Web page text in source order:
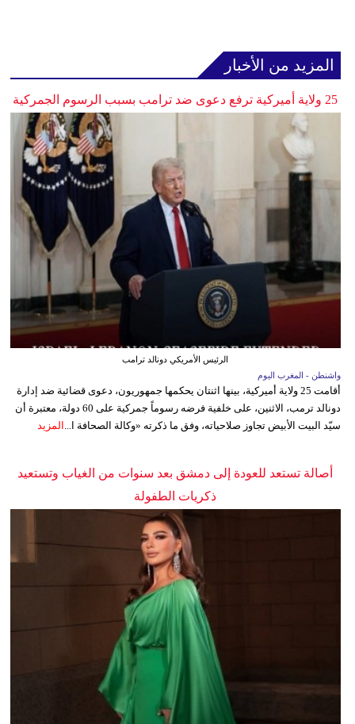
المزيد من الأخبار
25 ولاية أميركية ترفع دعوى ضد ترامب بسبب الرسوم الجمركية
الرئيس الأمريكي دونالد ترامب
واشنطن - المغرب اليوم
أقامت 25 ولاية أميركية، بينها اثنتان يحكمها جمهوريون، دعوى قضائية ضد إدارة
دونالد ترمب، الاثنين، على خلفية فرضه رسوماً جمركية على 60 دولة، معتبرة أن
سيّد البيت الأبيض تجاوز صلاحياته، وفق ما ذكرته «وكالة الصحافة ا... المزيد
أصالة تستعد للعودة إلى دمشق بعد سنوات من الغياب وتستعيد
ذكريات الطفولة